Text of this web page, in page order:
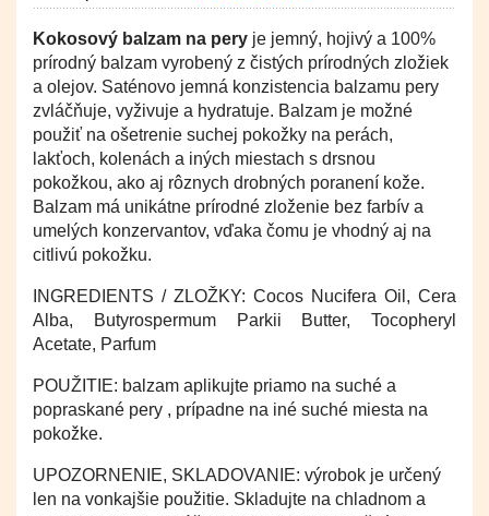
Kokosový balzam na pery je jemný, hojivý a 100%
prírodný balzam vyrobený z čistých prírodných zložiek
a olejov. Saténovo jemná konzistencia balzamu pery
zvláčňuje, vyživuje a hydratuje. Balzam je možné
použiť na ošetrenie suchej pokožky na perách,
lakťoch, kolenách a iných miestach s drsnou
pokožkou, ako aj rôznych drobných poranení kože.
Balzam má unikátne prírodné zloženie bez farbív a
umelých konzervantov, vďaka čomu je vhodný aj na
citlivú pokožku.
INGREDIENTS / ZLOŽKY: Cocos Nucifera Oil, Cera
Alba, Butyrospermum Parkii Butter, Tocopheryl
Acetate, Parfum
POUŽITIE: balzam aplikujte priamo na suché a
popraskané pery , prípadne na iné suché miesta na
pokožke.
UPOZORNENIE, SKLADOVANIE: výrobok je určený
len na vonkajšie použitie. Skladujte na chladnom a